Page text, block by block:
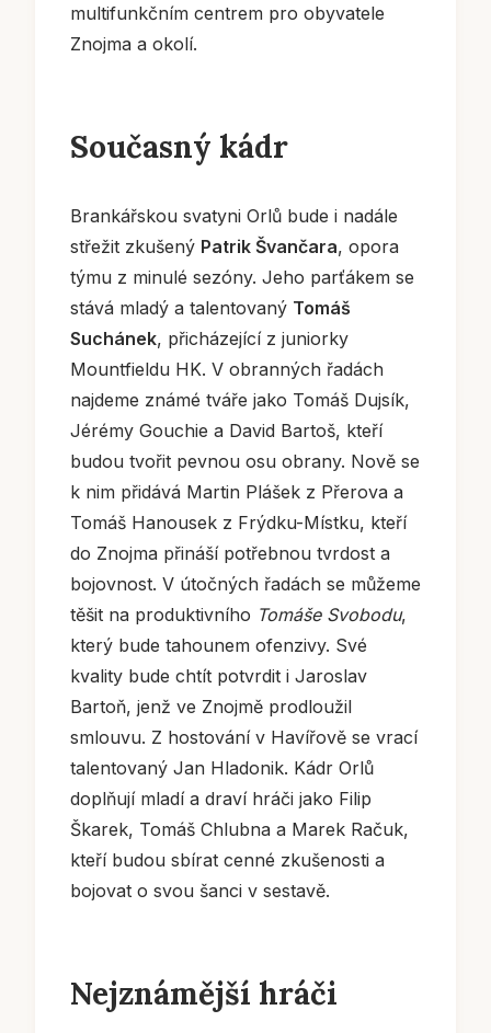
multifunkčním centrem pro obyvatele
Znojma a okolí.
Současný kádr
Brankářskou svatyni Orlů bude i nadále
střežit zkušený Patrik Švančara, opora
týmu z minulé sezóny. Jeho parťákem se
stává mladý a talentovaný Tomáš
Suchánek, přicházející z juniorky
Mountfieldu HK. V obranných řadách
najdeme známé tváře jako Tomáš Dujsík,
Jérémy Gouchie a David Bartoš, kteří
budou tvořit pevnou osu obrany. Nově se
k nim přidává Martin Plášek z Přerova a
Tomáš Hanousek z Frýdku-Místku, kteří
do Znojma přináší potřebnou tvrdost a
bojovnost. V útočných řadách se můžeme
těšit na produktivního Tomáše Svobodu,
který bude tahounem ofenzivy. Své
kvality bude chtít potvrdit i Jaroslav
Bartoň, jenž ve Znojmě prodloužil
smlouvu. Z hostování v Havířově se vrací
talentovaný Jan Hladonik. Kádr Orlů
doplňují mladí a draví hráči jako Filip
Škarek, Tomáš Chlubna a Marek Račuk,
kteří budou sbírat cenné zkušenosti a
bojovat o svou šanci v sestavě.
Nejznámější hráči